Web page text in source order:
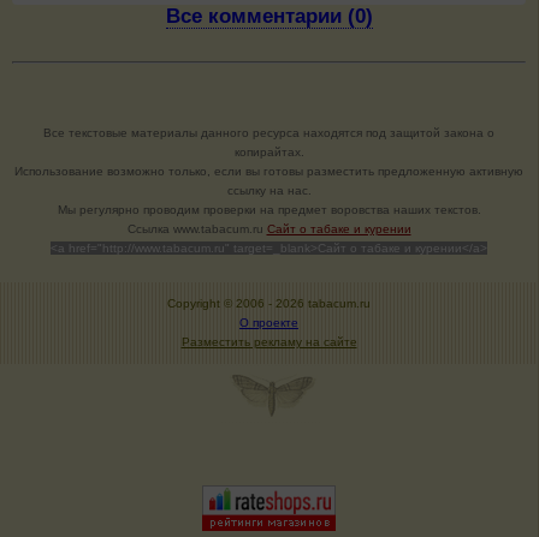
Все комментарии (0)
Все текстовые материалы данного ресурса находятся под защитой закона о
копирайтах.
Использование возможно только, если вы готовы разместить предложенную активную
ссылку на нас.
Мы регулярно проводим проверки на предмет воровства наших текстов.
Cсылка www.tabacum.ru Сайт о табаке и курении
<a href="http://www.tabacum.ru" target=_blank>Сайт о табаке и курении</a>
Copyright © 2006 - 2026 tabacum.ru
О проекте
Разместить рекламу на сайте